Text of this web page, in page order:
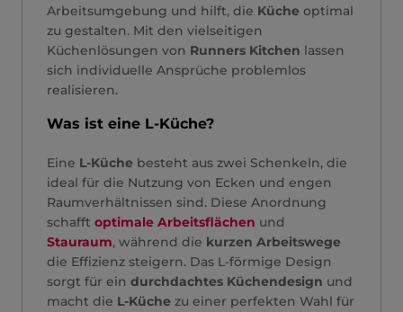
Arbeitsumgebung und hilft, die Küche optimal
zu gestalten. Mit den vielseitigen
Küchenlösungen von Runners Kitchen lassen
sich individuelle Ansprüche problemlos
realisieren.
Was ist eine L-Küche?
Eine L-Küche besteht aus zwei Schenkeln, die
ideal für die Nutzung von Ecken und engen
Raumverhältnissen sind. Diese Anordnung
schafft optimale Arbeitsflächen und
Stauraum, während die kurzen Arbeitswege
die Effizienz steigern. Das L-förmige Design
sorgt für ein durchdachtes Küchendesign und
macht die L-Küche zu einer perfekten Wahl für